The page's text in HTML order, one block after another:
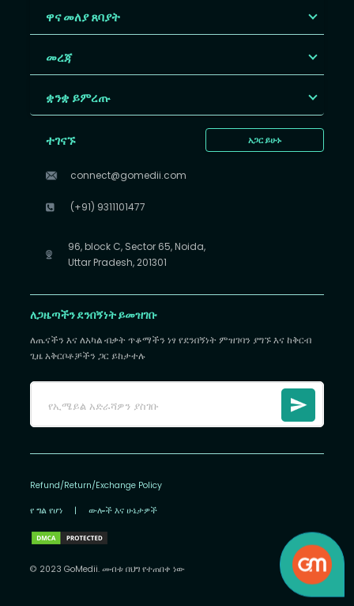
ዋና መለያ ጸባያት
መረጃ
ቋንቋ ይምረጡ
አጋር ይሁኑ
ተገናኙ
connect@gomedii.com
(+91) 9311101477
96, block C, Sector 65, Noida,
Uttar Pradesh, 201301
ለጋዜጣችን ደንበኝነት ይመዝገቡ
ለጤናችን እና ለአካል ብቃት ጥቆማችን ነፃ የደንበኝነት ምዝገባን ያግኙ እና ከቅርብ
ጊዜ አቅርቦቶቻችን ጋር ይከታተሉ
Refund/Return/Exchange Policy
የ ግል የሆነ | ውሎች እና ሁኔታዎች
© 2023 GoMedii. መብቱ በህግ የተጠበቀ ነው